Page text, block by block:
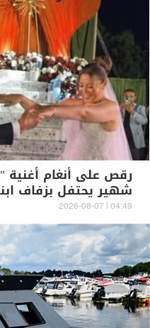
رقص على أنغام أغنية
شهير يحتفل بزفاف
04:49 | 2026-08-07